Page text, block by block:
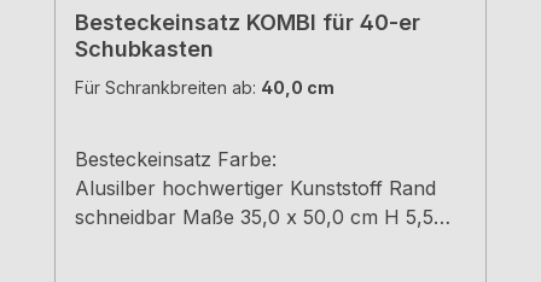
Besteckeinsatz KOMBI für 40-er
Schubkasten
Für Schrankbreiten ab: 40,0 cm
Besteckeinsatz Farbe:
Alusilber hochwertiger Kunststoff Rand
schneidbar Maße 35,0 x 50,0 cm H 5,5